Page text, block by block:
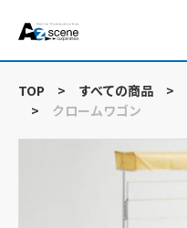
TOP > すべての商品 >
>
クロームワゴン